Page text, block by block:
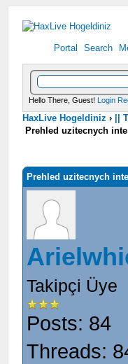
Portal Search
Hello There, Guest! Login
HaxLive Hogeldiniz › ||
Prehled uzitecnych
Prehled uzitecnych
Takipçi Üye
Posts: 84
Threads: